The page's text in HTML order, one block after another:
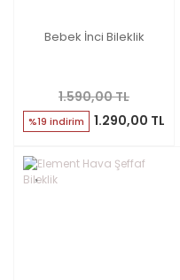
Bebek İnci Bileklik
1.590,00 TL
%19 indirim 1.290,00 TL